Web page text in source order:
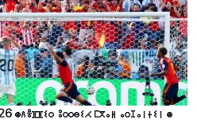
ⵙⴷⴻⴼⴼⵉⵔ ⵓⵔⵔⴱⵉⵃ ⵎⴳⴰⵍ ⴰⵔⵊⴰⵏⵜⵉⵏ ⵙ